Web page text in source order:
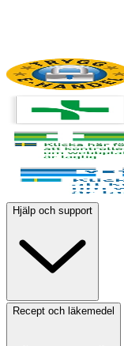
Hjälp och support
Recept och läkemedel